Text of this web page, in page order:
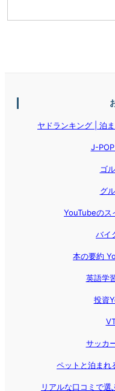
ヤドランキング | 泊
J-
ゴ
グ
YouTubeのス
バイ
本の要約
英語学
投資
サッカ
ペットと泊まれ
リアルな口コミで